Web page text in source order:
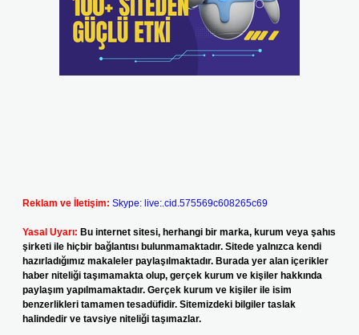
Reklam ve İletişim: Skype: live:.cid.575569c608265c69
Yasal Uyarı: Bu internet sitesi, herhangi bir marka, kurum veya şahıs
şirketi ile hiçbir bağlantısı bulunmamaktadır. Sitede yalnızca kendi
hazırladığımız makaleler paylaşılmaktadır. Burada yer alan içerikler
haber niteliği taşımamakta olup, gerçek kurum ve kişiler hakkında
paylaşım yapılmamaktadır. Gerçek kurum ve kişiler ile isim
benzerlikleri tamamen tesadüfidir. Sitemizdeki bilgiler taslak
halindedir ve tavsiye niteliği taşımazlar.